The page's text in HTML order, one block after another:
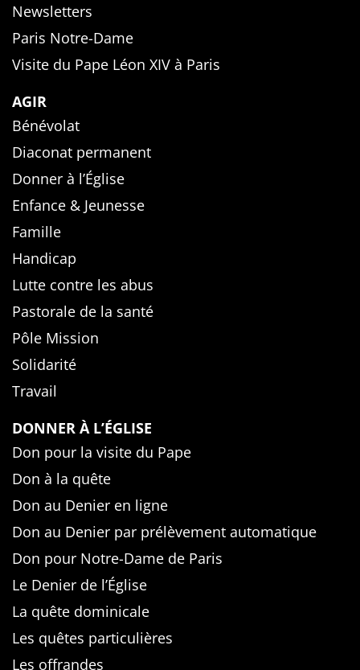
Newsletters
Paris Notre-Dame
Visite du Pape Léon XIV à Paris
AGIR
Bénévolat
Diaconat permanent
Donner à l’Église
Enfance & Jeunesse
Famille
Handicap
Lutte contre les abus
Pastorale de la santé
Pôle Mission
Solidarité
Travail
DONNER À L’ÉGLISE
Don pour la visite du Pape
Don à la quête
Don au Denier en ligne
Don au Denier par prélèvement automatique
Don pour Notre-Dame de Paris
Le Denier de l’Église
La quête dominicale
Les quêtes particulières
Les offrandes